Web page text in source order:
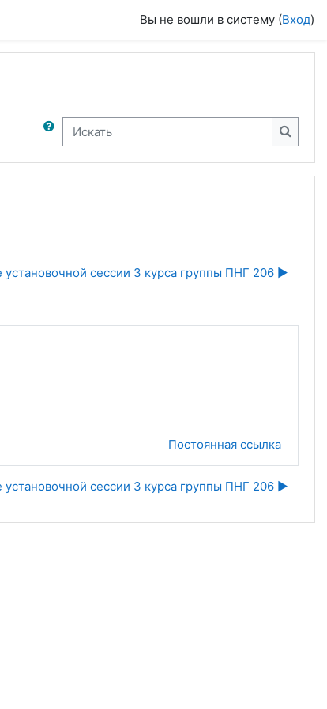
Вы не вошли в систему (Вход)
Искать
Искать
установочной сессии 3 курса группы ПНГ 206 ▶︎
Постоянная ссылка
установочной сессии 3 курса группы ПНГ 206 ▶︎